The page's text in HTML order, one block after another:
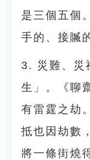
是三個五個
手的、接贓
3. 災難、災
生」。《聊
有雷霆之劫
抵也因劫數
將一條街燒